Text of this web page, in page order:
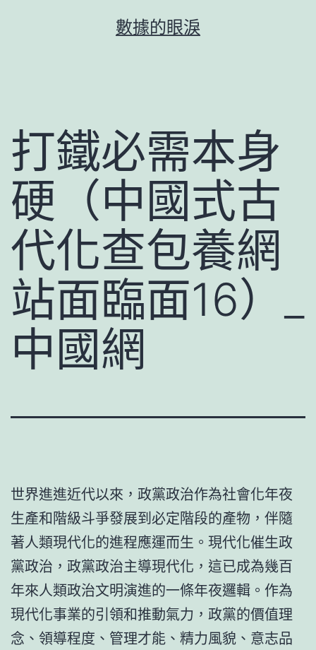
數據的眼淚
打鐵必需本身
硬（中國式古
代化查包養網
站面臨面16）_
中國網
世界進進近代以來，政黨政治作為社會化年夜
生產和階級斗爭發展到必定階段的產物，伴隨
著人類現代化的進程應運而生。現代化催生政
黨政治，政黨政治主導現代化，這已成為幾百
年來人類政治文明演進的一條年夜邏輯。作為
現代化事業的引領和推動氣力，政黨的價值理
念、領導程度、管理才能、精力風貌、意志品